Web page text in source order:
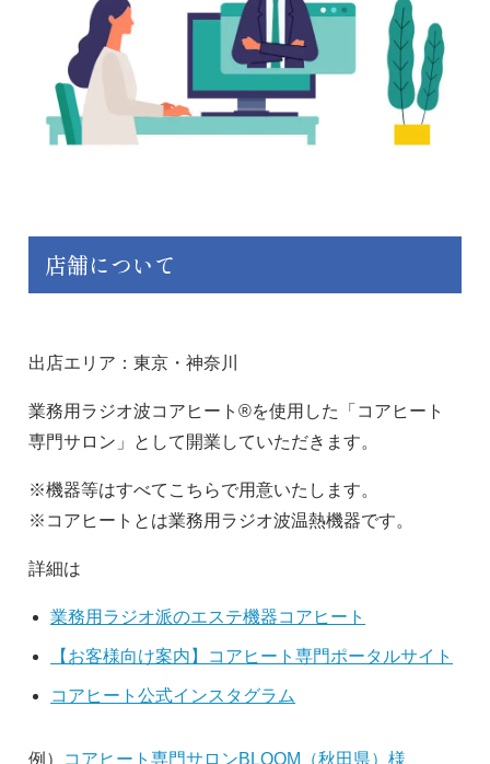
店舗について
出店エリア：東京・神奈川
業務用ラジオ波コアヒート®を使用した「コアヒート
専門サロン」として開業していただきます。
※機器等はすべてこちらで用意いたします。
※コアヒートとは業務用ラジオ波温熱機器です。
詳細は
業務用ラジオ派のエステ機器コアヒート
【お客様向け案内】コアヒート専門ポータルサイト
コアヒート公式インスタグラム
例） コアヒート専門サロンBLOOM（秋田県）様